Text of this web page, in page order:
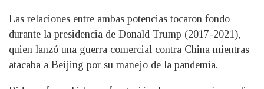
Las relaciones entre ambas potencias tocaron fondo
durante la presidencia de Donald Trump (2017-2021),
quien lanzó una guerra comercial contra China mientras
atacaba a Beijing por su manejo de la pandemia.